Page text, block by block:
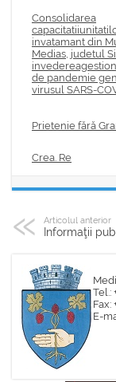
Consolidarea
invatamant din
Medias, judetul
de pandemie
virusul SARS-
Prietenie fără
Crea. Re
Articolul anterior
Informaţii
Tel.:
Fax:
E-